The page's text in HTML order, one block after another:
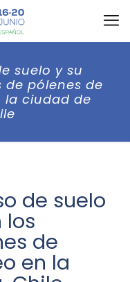
suelo y su
pólenes de
la ciudad de
de suelo
los
de
en la